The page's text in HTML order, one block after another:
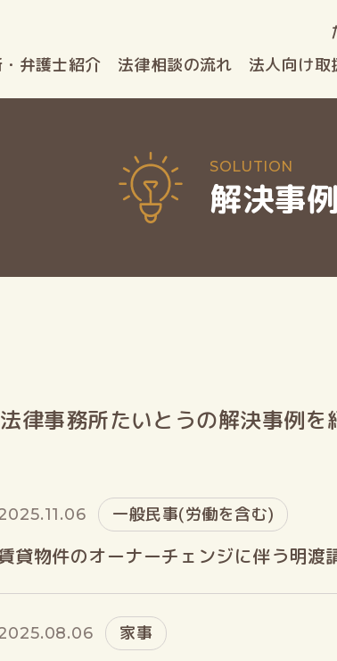
弁護士紹介 法律相談の流れ 法人向け取
解決事例
法律事務所たいとうの解決事例を
一般民事(労働を含む)
貸物件のオーナーチェンジに伴う明渡
家事